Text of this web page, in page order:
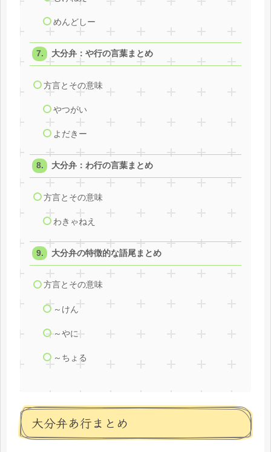
めんどしー
大分弁：や行の言葉まとめ
方言とその意味
やつがい
よだきー
大分弁：わ行の言葉まとめ
方言とその意味
わきゃねえ
大分弁の特徴的な語尾まとめ
方言とその意味
～けん
～やに
～ちょる
大分弁あ行まとめ